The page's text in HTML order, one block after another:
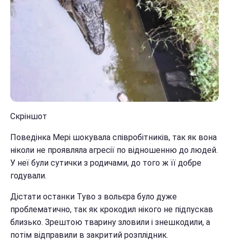
Скріншот
Поведінка Мері шокувала співробітників, так як вона
ніколи не проявляла агресії по відношенню до людей.
У неї були сутички з родичами, до того ж її добре
годували.
Дістати останки Туво з вольєра було дуже
проблематично, так як крокодил нікого не підпускав
близько. Зрештою тварину зловили і знешкодили, а
потім відправили в закритий розплідник.